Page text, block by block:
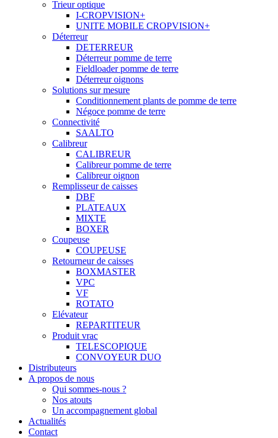
Trieur optique
I-CROPVISION+
UNITE MOBILE CROPVISION+
Déterreur
DETERREUR
Déterreur pomme de terre
Fieldloader pomme de terre
Déterreur oignons
Solutions sur mesure
Conditionnement plants de pomme de terre
Négoce pomme de terre
Connectivité
SAALTO
Calibreur
CALIBREUR
Calibreur pomme de terre
Calibreur oignon
Remplisseur de caisses
DBF
PLATEAUX
MIXTE
BOXER
Coupeuse
COUPEUSE
Retourneur de caisses
BOXMASTER
VPC
VF
ROTATO
Elévateur
REPARTITEUR
Produit vrac
TELESCOPIQUE
CONVOYEUR DUO
Distributeurs
A propos de nous
Qui sommes-nous ?
Nos atouts
Un accompagnement global
Actualités
Contact